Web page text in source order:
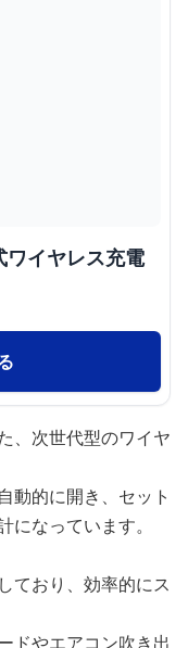
イヤレス充電
、次世代型のワイヤ
動的に開き、セット
なっています。
ており、効率的にス
ドやエアコン吹き出